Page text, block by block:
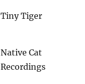
Tiny Tiger
Native Cat
Recordings